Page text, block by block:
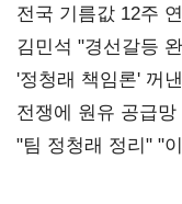
전국 기름값 12주
김민석 "경선갈등
사과부터"
'정청래 책임론' 꺼
때리기
전쟁에 원유 공급
핵심으로 재부상
"팀 정청래 정리" "